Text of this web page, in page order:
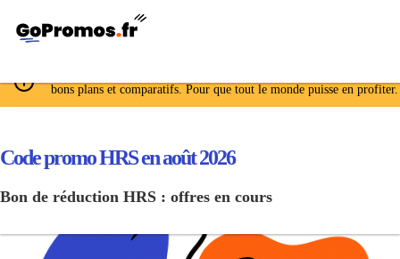
bons plans et comparatifs. Pour que tout le monde puisse en profiter.
Code promo HRS en août 2026
Bon de réduction HRS : offres en cours